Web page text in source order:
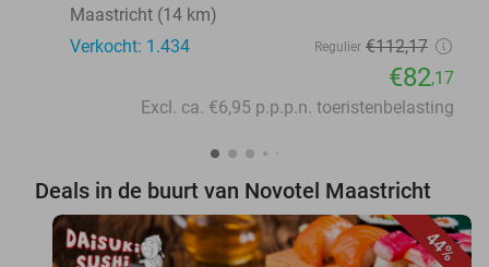
Maastricht (14 km)
Verkocht: 1.434
Regulier €112,17
€82,17
Excl. ca. €6,95 p.p.p.n. toeristenbelasting
Deals in de buurt van Novotel Maastricht
44%